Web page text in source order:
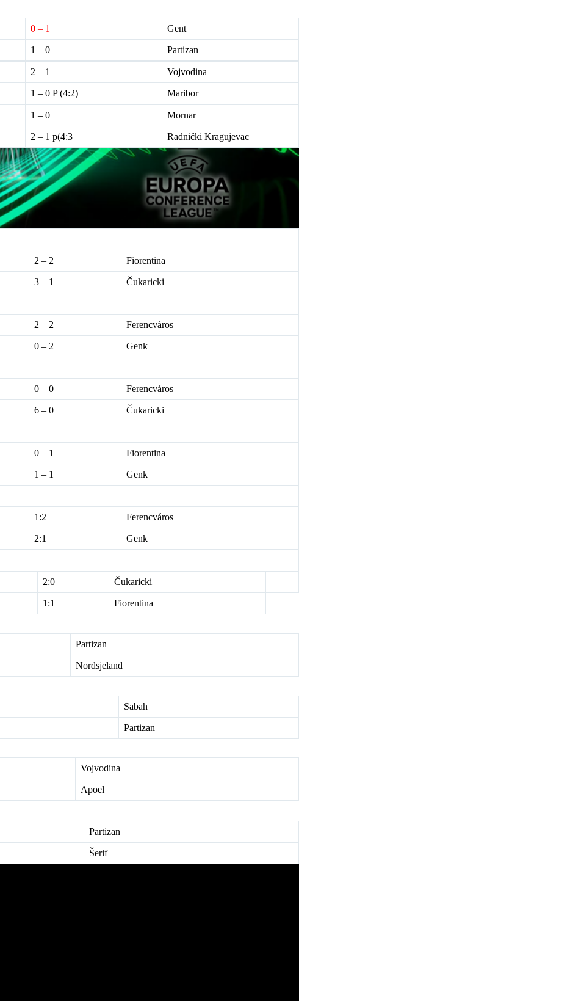
0 – 1 Gent
1 – 0 Partizan
2 – 1 Vojvodina
1 – 0 P (4:2) Maribor
1 – 0 Mornar
2 – 1 p(4:3 Radnički Kragujevac
2 – 2 Fiorentina
3 – 1 Čukaricki
2 – 2 Ferencváros
0 – 2 Genk
0 – 0 Ferencváros
6 – 0 Čukaricki
0 – 1 Fiorentina
1 – 1 Genk
1:2 Ferencváros
2:1 Genk
2:0 Čukaricki
1:1
Fiorentina
Partizan
Nordsjeland
Sabah
Partizan
Vojvodina
Apoel
Partizan
Šerif